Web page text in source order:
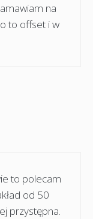
na
to offset i w
to polecam
od 50
przystępna.